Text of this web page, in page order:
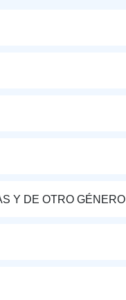
Y DE OTRO GÉNERO